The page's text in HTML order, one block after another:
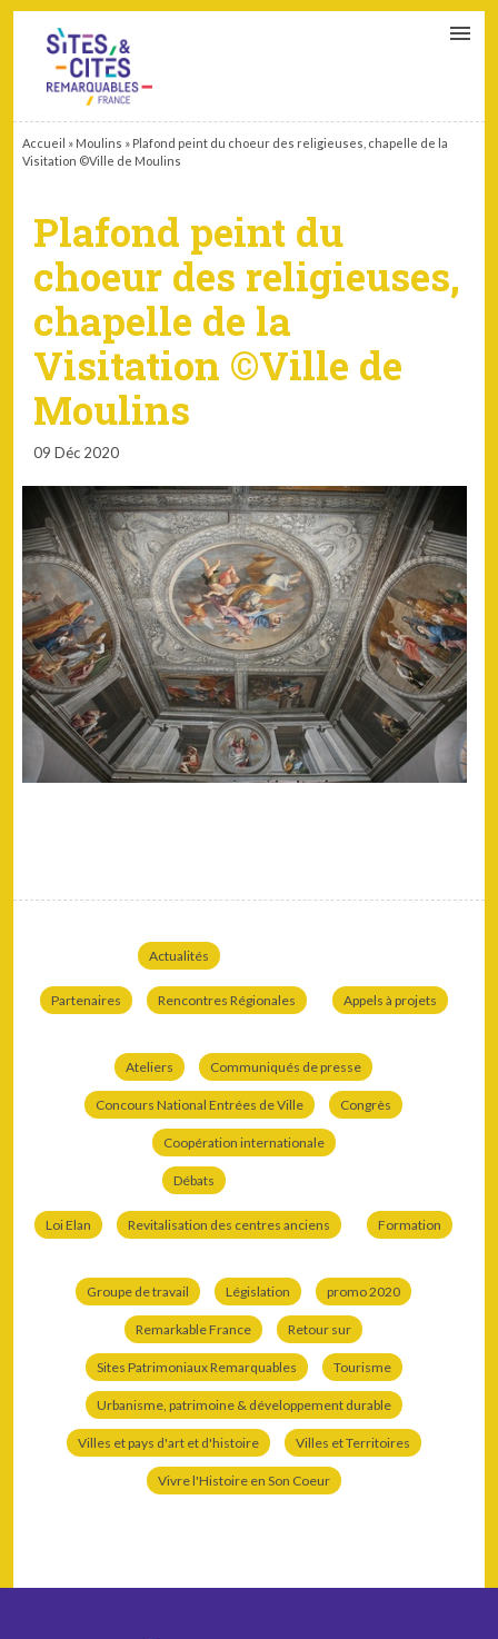
Accueil » Moulins » Plafond peint du choeur des religieuses, chapelle de la
Visitation ©Ville de Moulins
Plafond peint du
choeur des religieuses,
chapelle de la
Visitation ©Ville de
Moulins
09 Déc 2020
Actualités
Partenaires Rencontres Régionales Appels à projets
Ateliers Communiqués de presse
Concours National Entrées de Ville Congrès
Coopération internationale
Débats
Loi Elan Revitalisation des centres anciens Formation
Groupe de travail Législation promo 2020
Remarkable France Retour sur
Sites Patrimoniaux Remarquables Tourisme
Urbanisme, patrimoine & développement durable
Villes et pays d'art et d'histoire Villes et Territoires
Vivre l'Histoire en Son Coeur